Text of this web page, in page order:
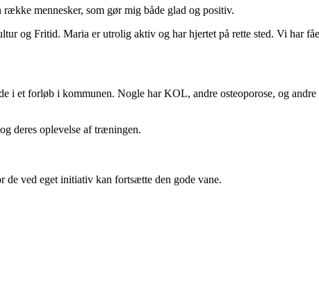
mennesker, som gør mig både glad og positiv.
og Fritid. Maria er utrolig aktiv og har hjertet på rette sted. Vi har
i et forløb i kommunen. Nogle har KOL, andre osteoporose, og
deres oplevelse af træningen.
ved eget initiativ kan fortsætte den gode vane.